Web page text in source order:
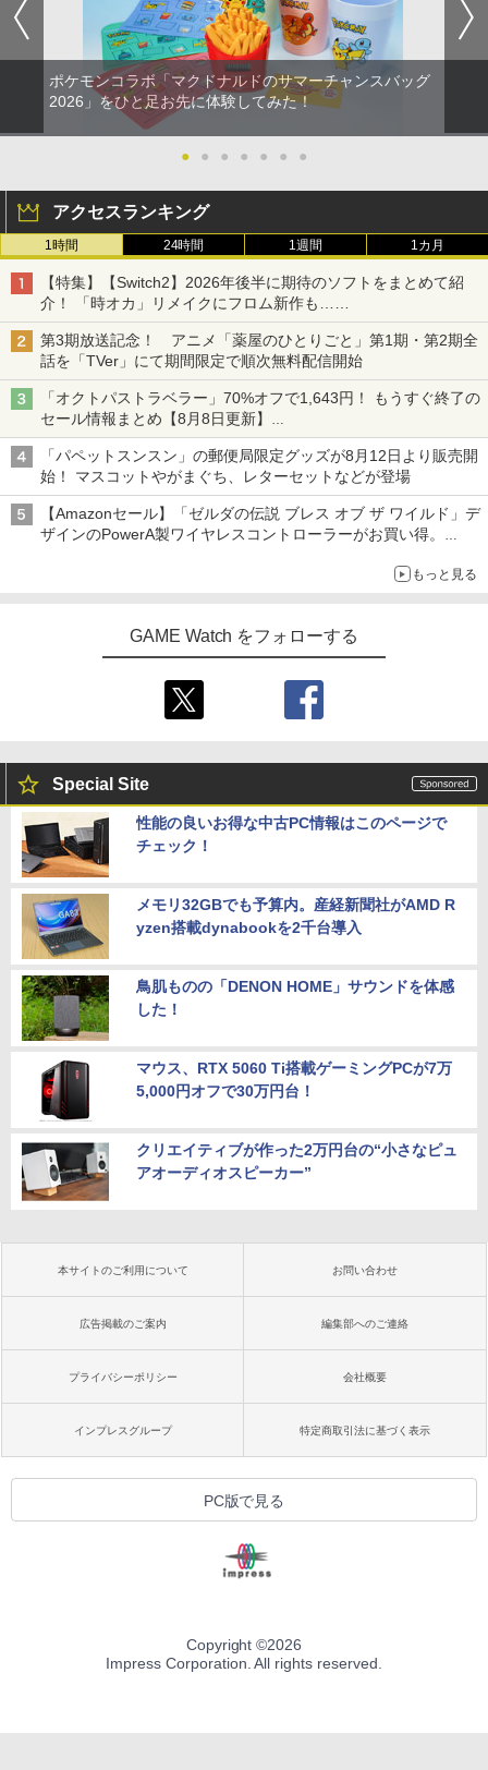
ポケモンコラボ「マクドナルドのサマーチャンスバッグ
2026」をひと足お先に体験してみた！
● ● ● ● ● ● ●
アクセスランキング
1時間 24時間 1週間 1カ月
【特集】【Switch2】2026年後半に期待のソフトをまとめて紹
介！ 「時オカ」リメイクにフロム新作も……
第3期放送記念！ アニメ「薬屋のひとりごと」第1期・第2期全
話を「TVer」にて期間限定で順次無料配信開始
「オクトパストラベラー」70%オフで1,643円！ もうすぐ終了の
セール情報まとめ【8月8日更新】
ニンテンドーeショップでは「大神 絶景版」が67%オフで990円
「パペットスンスン」の郵便局限定グッズが8月12日より販売開
始！ マスコットやがまぐち、レターセットなどが登場
【Amazonセール】「ゼルダの伝説 ブレス オブ ザ ワイルド」デ
ザインのPowerA製ワイヤレスコントローラーがお買い得。
もっと見る
GAME Watch をフォローする
Special Site
性能の良いお得な中古PC情報はこのページで
チェック！
メモリ32GBでも予算内。産経新聞社がAMD R
yzen搭載dynabookを2千台導入
鳥肌ものの「DENON HOME」サウンドを体感
した！
マウス、RTX 5060 Ti搭載ゲーミングPCが7万
5,000円オフで30万円台！
クリエイティブが作った2万円台の“小さなピュ
アオーディオスピーカー”
本サイトのご利用について お問い合わせ
広告掲載のご案内 編集部へのご連絡
プライバシーポリシー 会社概要
インプレスグループ 特定商取引法に基づく表示
PC版で見る
Copyright ©2026
Impress Corporation. All rights reserved.